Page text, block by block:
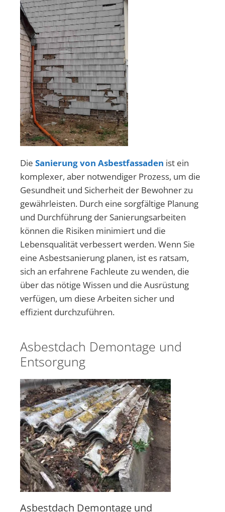
Die Sanierung von Asbestfassaden ist ein
komplexer, aber notwendiger Prozess, um die
Gesundheit und Sicherheit der Bewohner zu
gewährleisten. Durch eine sorgfältige Planung
und Durchführung der Sanierungsarbeiten
können die Risiken minimiert und die
Lebensqualität verbessert werden. Wenn Sie
eine Asbestsanierung planen, ist es ratsam,
sich an erfahrene Fachleute zu wenden, die
über das nötige Wissen und die Ausrüstung
verfügen, um diese Arbeiten sicher und
effizient durchzuführen.
Asbestdach Demontage und
Entsorgung
Asbestdach Demontage und